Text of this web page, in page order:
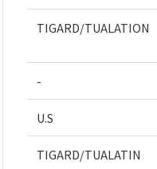
TIGARD/TUALATION
-
U.S
TIGARD/TUALATIN